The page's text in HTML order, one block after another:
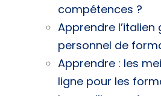
compétences ?
Apprendre
personnel de
Apprendre : les
ligne pour les